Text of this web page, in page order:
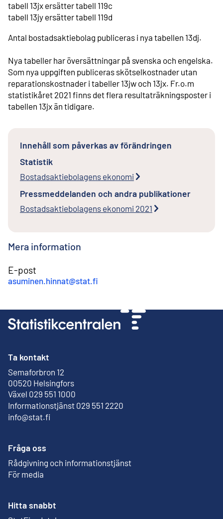
⁠tabell 13jx ersätter tabell 119c
⁠tabell 13jy ersätter tabell 119d
Antal bostadsaktiebolag publiceras i nya tabellen 13dj.
Nya tabeller har översättningar på svenska och engelska.
Som nya uppgiften publiceras skötselkostnader utan
reparationskostnader i tabeller 13jw och 13jx. Fr.o.m
statistikåret 2021 finns det flera resultaträkningsposter i
tabellen 13jx än tidigare.
Innehåll som påverkas av förändringen
Statistik
Bostadsaktiebolagens ekonomi
Pressmeddelanden och andra publikationer
Bostadsaktiebolagens ekonomi 2021
Mera information
E-post
asuminen.hinnat@stat.fi
Ta kontakt
Semaforbron 12
00520 Helsingfors
Extern länk
Växel 029 551 1000
Informationstjänst 029 551 2220
info@stat.fi
Fråga oss
Rådgivning och informationstjänst
För media
Hitta snabbt